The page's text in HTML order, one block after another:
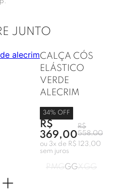
JUNTO
CALÇA CÓS
ELÁSTICO
VERDE
ALECRIM
34% OFF
R$
369,00
R$
558,00
ou 3x de R$ 123,00
sem juros
PMGGGXGG
+